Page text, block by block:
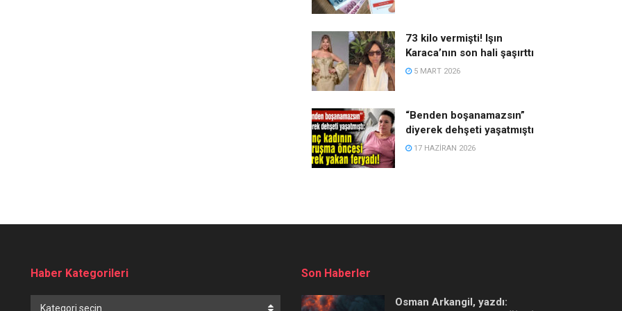
73 kilo vermişti! Işın
Karaca’nın son hali şaşırttı
5 MART 2026
“Benden boşanamazsın”
diyerek dehşeti yaşatmıştı
17 HAZIRAN 2026
Haber Kategorileri
Haber
Kategori seçin
Son Haberler
Osman Arkangil, yazdı: